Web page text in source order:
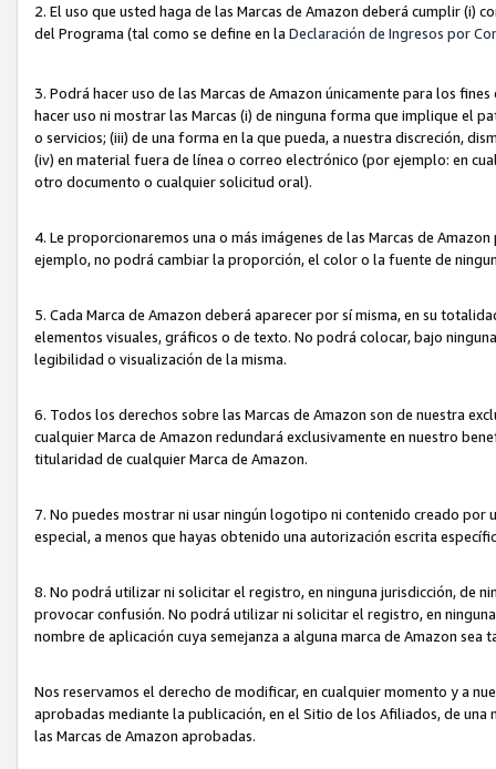
2. El uso que usted haga de las Marcas de Amazon deberá cumplir (i)
del Programa (tal como se define en la Declaración de Ingresos por
3. Podrá hacer uso de las Marcas de Amazon únicamente para los
hacer uso ni mostrar las Marcas (i) de ninguna forma que implique el
o servicios; (iii) de una forma en la que pueda, a nuestra discreción,
(iv) en material fuera de línea o correo electrónico (por ejemplo: en
otro documento o cualquier solicitud oral).
4. Le proporcionaremos una o más imágenes de las Marcas de
ejemplo, no podrá cambiar la proporción, el color o la fuente de
5. Cada Marca de Amazon deberá aparecer por sí misma, en su
elementos visuales, gráficos o de texto. No podrá colocar, bajo
legibilidad o visualización de la misma.
6. Todos los derechos sobre las Marcas de Amazon son de nuestra
cualquier Marca de Amazon redundará exclusivamente en nuestro
titularidad de cualquier Marca de Amazon.
7. No puedes mostrar ni usar ningún logotipo ni contenido creado por
especial, a menos que hayas obtenido una autorización escrita
8. No podrá utilizar ni solicitar el registro, en ninguna jurisdicción, de
provocar confusión. No podrá utilizar ni solicitar el registro, en
nombre de aplicación cuya semejanza a alguna marca de Amazon
Nos reservamos el derecho de modificar, en cualquier momento y a
aprobadas mediante la publicación, en el Sitio de los Afiliados, de
las Marcas de Amazon aprobadas.